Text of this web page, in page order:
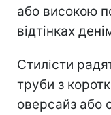
або високою
відтінках
Стилісти
труби з
оверсайз або